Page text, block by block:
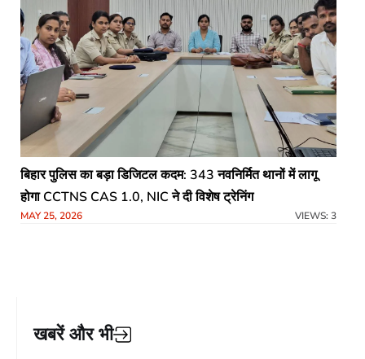
बिहार पुलिस का बड़ा डिजिटल कदम: 343 नवनिर्मित थानों में लागू
होगा CCTNS CAS 1.0, NIC ने दी विशेष ट्रेनिंग
MAY 25, 2026 VIEWS: 3
खबरें और भी